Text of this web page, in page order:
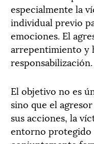
especialmente la
individual previo
emociones. El
arrepentimiento y
responsabilización.
El objetivo no es
sino que el
sus acciones, la
entorno protegido